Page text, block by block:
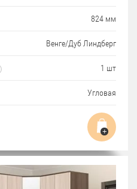
824 мм
Венге/Дуб Линдберг
1 шт
Угловая